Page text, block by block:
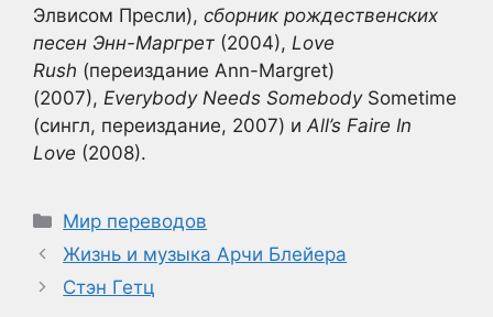
Элвисом Пресли), сборник рождественских
песен Энн-Маргрет (2004), Love
Rush (переиздание Ann-Margret)
(2007), Everybody Needs SomebodySometime
(сингл, переиздание, 2007) и All’s Faire In
Love (2008).
Рубрики
Мир переводов
Жизнь и музыка Арчи Блейера
Стэн Гетц